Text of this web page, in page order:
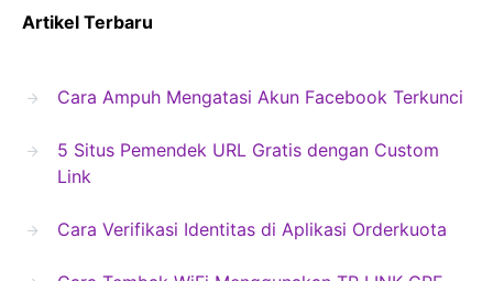
Artikel Terbaru
Cara Ampuh Mengatasi Akun Facebook Terkunci
5 Situs Pemendek URL Gratis dengan Custom
Link
Cara Verifikasi Identitas di Aplikasi Orderkuota